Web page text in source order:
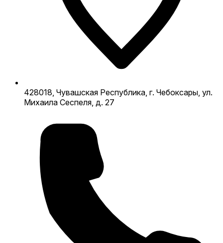
428018, Чувашская Республика, г. Чебоксары, ул.
Михаила Сеспеля, д. 27